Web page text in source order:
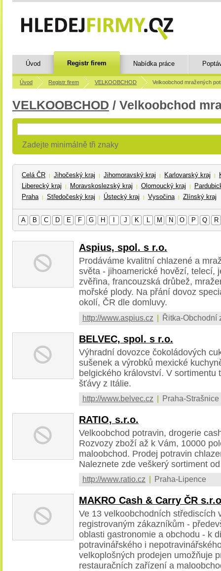
Úvod Registr firem Nabídka práce
Úvod Registr firem VELKOOBCHOD Velkoobchod mražených
VELKOOBCHOD / Velkoobchod
Zadejte minimálně tři znaky
Celá ČR | Jihočeský kraj | Jihomoravský kraj | Karlovarský kraj |
Liberecký kraj
| Moravskoslezský kraj | Olomoucký kraj |
Praha
| Středočeský kraj | Ústecký kraj | Vysočina | Zlínský kraj
A B C D E F G H J K L M N O P Q R
Aspius, spol. s r.o.
Prodáváme kvalitní chlazené a
světa - jihoamerické hovězí, telecí,
zvěřina, francouzská drůbež,
mořské plody. Na přání dovoz
okolí, ČR dle domluvy.
http://www.aspius.cz | Řitka-Obchodní
BELVEC, spol. s r.o.
Výhradní dovozce čokoládových
sušenek a výrobků mexické
belgického království. V sortimentu
šťávy z Itálie.
http://www.belvec.cz | Praha-Strašnice
RATIO, s.r.o.
Velkoobchod potravin, drogerie
Rozvozy zboží až k Vám, 10000
maloobchod. Prodej potravin
Naleznete zde veškerý sortiment
http://www.ratio.cz | Praha-Lipence
MAKRO Cash & Carry ČR
Ve 13 velkoobchodních střediscích
registrovaným zákazníkům -
oblasti gastronomie a obchodu - k
potravinářského i
velkoplošných prodejen umožňuje
restauračních zařízení a